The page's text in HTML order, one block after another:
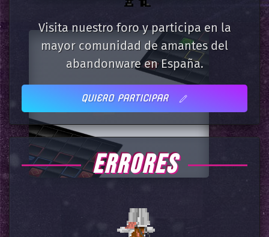
Visita nuestro foro y participa en la
mayor comunidad de amantes del
abandonware en España.
QUIERO PARTICIPAR
ERRORES